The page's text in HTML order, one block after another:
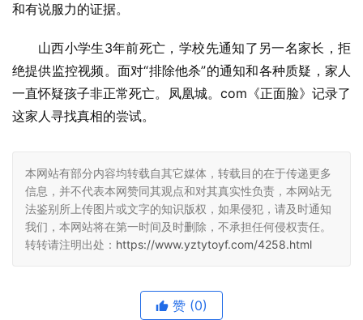
和有说服力的证据。
山西小学生3年前死亡，学校先通知了另一名家长，拒
绝提供监控视频。面对“排除他杀”的通知和各种质疑，家人
一直怀疑孩子非正常死亡。凤凰城。com《正面脸》记录了
这家人寻找真相的尝试。
本网站有部分内容均转载自其它媒体，转载目的在于传递更多
信息，并不代表本网赞同其观点和对其真实性负责，本网站无
法鉴别所上传图片或文字的知识版权，如果侵犯，请及时通知
我们，本网站将在第一时间及时删除，不承担任何侵权责任。
转转请注明出处： https://www.yztytoyf.com/4258.html
赞 (0)